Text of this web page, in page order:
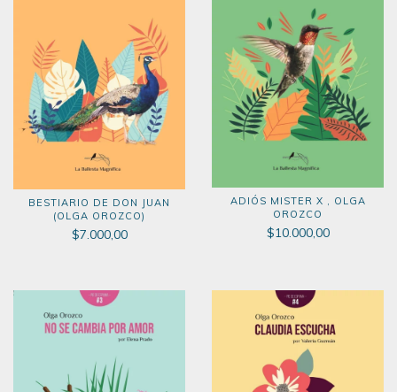
BESTIARIO DE DON JUAN
(OLGA OROZCO)
$7.000,00
ADIÓS MISTER X , OLGA
OROZCO
$10.000,00